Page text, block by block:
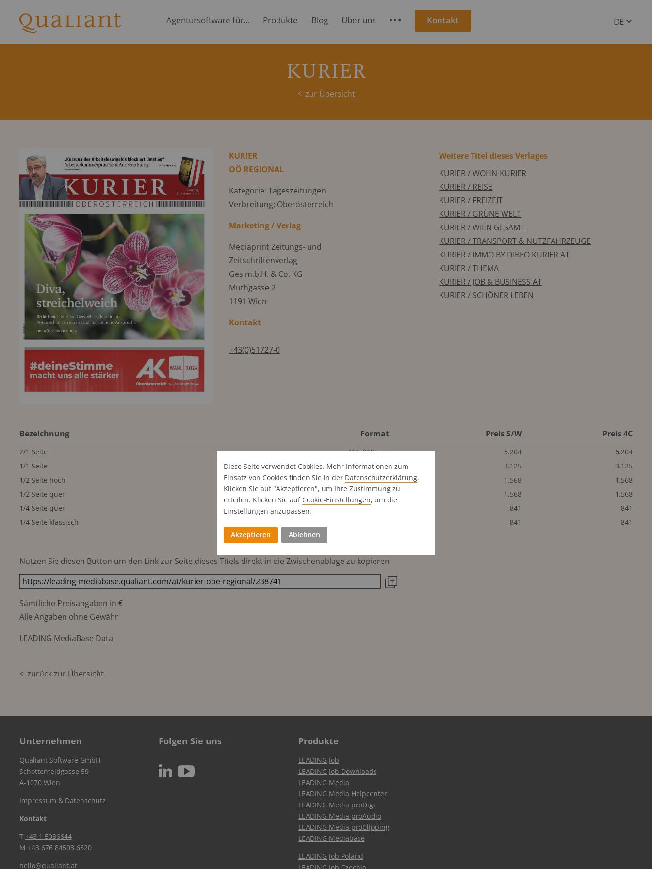
Agentursoftware für... Produkte Blog Über uns S Kontakt
DE
KURIER
zur Übersicht
KURIER
OÖ REGIONAL
Kategorie: Tageszeitungen
Verbreitung: Oberösterreich
Marketing / Verlag
Mediaprint Zeitungs- und
Zeitschriftenverlag
Ges.m.b.H. & Co. KG
Muthgasse 2
1191 Wien
Kontakt
+43(0)51727-0
Weitere Titel dieses Verlages
KURIER / WOHN-KURIER
KURIER / REISE
KURIER / FREIZEIT
KURIER / GRÜNE WELT
KURIER / WIEN GESAMT
KURIER / TRANSPORT & NUTZFAHRZEUGE
KURIER / IMMO BY DIBEO KURIER AT
KURIER / THEMA
KURIER / JOB & BUSINESS AT
KURIER / SCHÖNER LEBEN
Bezeichnung Format Preis S/W Preis 4C
2/1 Seite 416x268 mm 6.204
6.204
1/1 Seite
200x268 mm 3.125
3.125
1/2 Seite hoch
98x247 mm 1.568
1.568
1/2 Seite quer
200x122 mm 1.568
1.568
1/4 Seite quer
200x59 mm 841
841
1/4 Seite klassisch
841 841
Nutzen Sie diesen Button um den Link zur Seite dieses Titels direkt in die Zwischenablage zu kopieren
Sämtliche Preisangaben in €
Alle Angaben ohne Gewähr
LEADING MediaBase Data
zurück zur Übersicht
Unternehmen
Qualiant Software GmbH
Schottenfeldgasse 59
A-1070 Wien
Impressum & Datenschutz
Kontakt
T +43 1 5036644
M +43 676 84503 6620
hello@qualiant.at
Folgen Sie uns
N c
Produkte
LEADING Job
LEADING Job Downloads
LEADING Media
LEADING Media Helpcenter
LEADING Media proDigi
LEADING Media proAudio
LEADING Media proClipping
LEADING Mediabase
LEADING Job Poland
Diese Seite verwendet Cookies. Mehr Informationen zum
Einsatz von Cookies finden Sie in der Datenschutz­erklärung.
Klicken Sie auf "Akzeptieren", um Ihre Zustimmung zu
erteilen. Klicken Sie auf Cookie-Einstellungen, um die
Einstellungen anzupassen.
Akzeptieren Ablehnen